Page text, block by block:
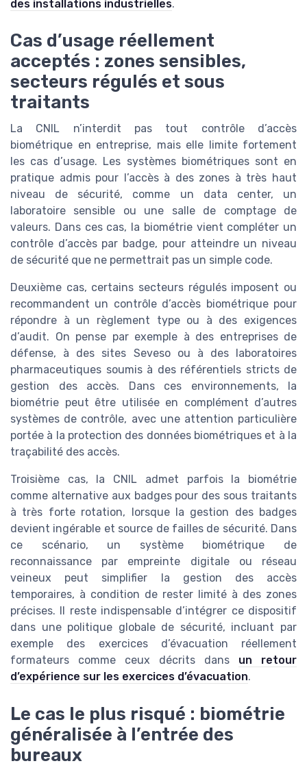
des installations industrielles.
Cas d’usage réellement
acceptés : zones sensibles,
secteurs régulés et sous
traitants
La CNIL n’interdit pas tout contrôle d’accès
biométrique en entreprise, mais elle limite fortement
les cas d’usage. Les systèmes biométriques sont en
pratique admis pour l’accès à des zones à très haut
niveau de sécurité, comme un data center, un
laboratoire sensible ou une salle de comptage de
valeurs. Dans ces cas, la biométrie vient compléter un
contrôle d’accès par badge, pour atteindre un niveau
de sécurité que ne permettrait pas un simple code.
Deuxième cas, certains secteurs régulés imposent ou
recommandent un contrôle d’accès biométrique pour
répondre à un règlement type ou à des exigences
d’audit. On pense par exemple à des entreprises de
défense, à des sites Seveso ou à des laboratoires
pharmaceutiques soumis à des référentiels stricts de
gestion des accès. Dans ces environnements, la
biométrie peut être utilisée en complément d’autres
systèmes de contrôle, avec une attention particulière
portée à la protection des données biométriques et à la
traçabilité des accès.
Troisième cas, la CNIL admet parfois la biométrie
comme alternative aux badges pour des sous traitants
à très forte rotation, lorsque la gestion des badges
devient ingérable et source de failles de sécurité. Dans
ce scénario, un système biométrique de
reconnaissance par empreinte digitale ou réseau
veineux peut simplifier la gestion des accès
temporaires, à condition de rester limité à des zones
précises. Il reste indispensable d’intégrer ce dispositif
dans une politique globale de sécurité, incluant par
exemple des exercices d’évacuation réellement
formateurs comme ceux décrits dans un retour
d’expérience sur les exercices d’évacuation.
Le cas le plus risqué : biométrie
généralisée à l’entrée des
bureaux